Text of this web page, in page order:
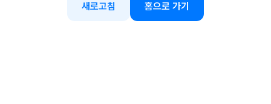
새로고침 홈으로 가기